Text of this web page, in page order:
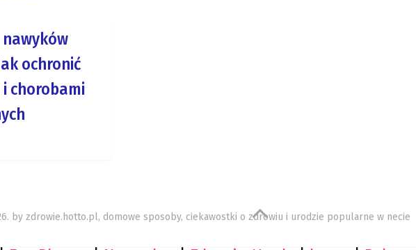
nawyków
ochronić
chorobami
by zdrowie.hotto.pl, domowe sposoby, ciekawostki o zdrowiu i urodzie popularne w necie